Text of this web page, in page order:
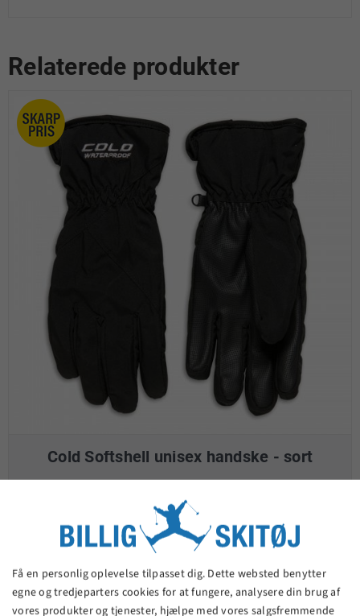
Relaterede produkter
Cold Softshell unisex handske - sort
125,00 kr.
Få en personlig oplevelse tilpasset dig. Dette websted benytter
egne og tredjeparters cookies for at fungere, analysere din brug af
vores produkter og tjenester, hjælpe med vores salgsfremmende